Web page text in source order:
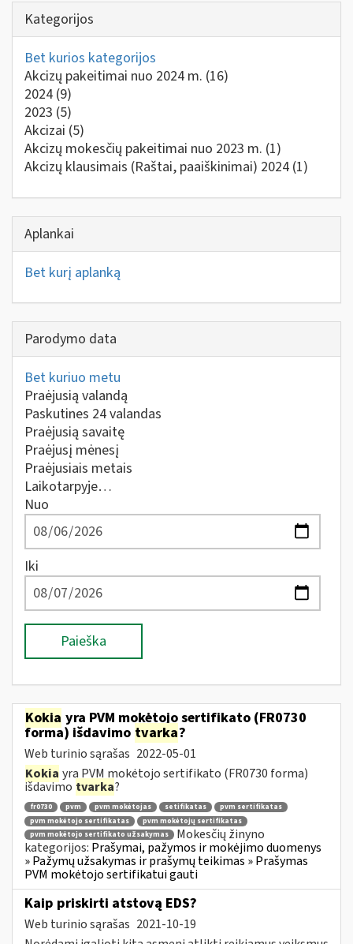
Kategorijos
Bet kurios kategorijos
Akcizų pakeitimai nuo 2024 m. (16)
2024 (9)
2023 (5)
Akcizai (5)
Akcizų mokesčių pakeitimai nuo 2023 m. (1)
Akcizų klausimais (Raštai, paaiškinimai) 2024 (1)
Aplankai
Bet kurį aplanką
Parodymo data
Bet kuriuo metu
Praėjusią valandą
Paskutines 24 valandas
Praėjusią savaitę
Praėjusį mėnesį
Praėjusiais metais
Laikotarpyje…
Nuo
Iki
Paieška
Kokia yra PVM mokėtojo sertifikato (FR0730
forma) išdavimo tvarka?
Web turinio sąrašas 2022-05-01
Kokia yra PVM mokėtojo sertifikato (FR0730 forma)
išdavimo tvarka?
fr0730 pvm pvm mokėtojas setifikatas
pvm sertifikatas
pvm mokėtojo sertifikatas
pvm mokėtojų sertifikatas
pvm mokėtojo sertifikato užsakymas
Mokesčių žinyno
kategorijos: Prašymai, pažymos ir mokėjimo duomenys
» Pažymų užsakymas ir prašymų teikimas » Prašymas
PVM mokėtojo sertifikatui gauti
Kaip priskirti atstovą EDS?
Web turinio sąrašas 2021-10-19